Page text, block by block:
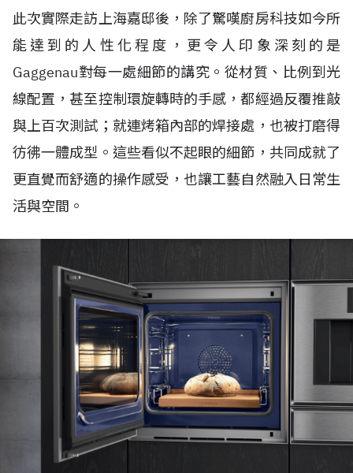
此次實際走訪上海嘉邸後，除了驚嘆廚房科技如今所
能達到的人性化程度，更令人印象深刻的是
Gaggenau對每一處細節的講究。從材質、比例到光
線配置，甚至控制環旋轉時的手感，都經過反覆推敲
與上百次測試；就連烤箱內部的焊接處，也被打磨得
彷彿一體成型。這些看似不起眼的細節，共同成就了
更直覺而舒適的操作感受，也讓工藝自然融入日常生
活與空間。